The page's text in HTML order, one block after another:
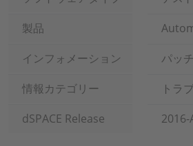
製品
インフォメーション
パッチ
情報カテゴリー
トラ
dSPACE Release
2016-